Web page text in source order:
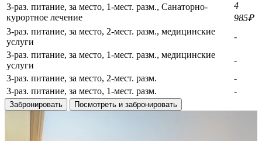
3-раз. питание, за место, 1-мест. разм., Санаторно-
курортное лечение
4
985₽
3-раз. питание, за место, 2-мест. разм., медицинские
услуги
-
3-раз. питание, за место, 1-мест. разм., медицинские
услуги
-
3-раз. питание, за место, 2-мест. разм.
-
3-раз. питание, за место, 1-мест. разм.
-
Забронировать Посмотреть и забронировать